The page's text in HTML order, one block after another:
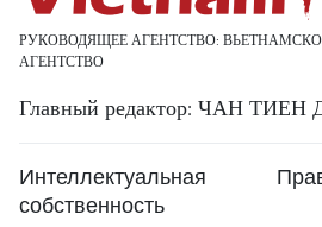
РУКОВОДЯЩЕЕ АГЕНТСТВО:
АГЕНТСТВО
Главный редактор: ЧАН ТИЕН
Интеллектуальная
собственность